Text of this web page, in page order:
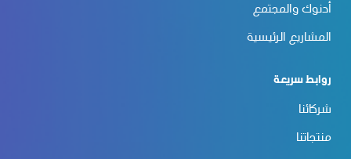
أدنوك والمجتمع
المشاريع الرئيسية
روابط سريعة
شركائنا
منتجاتنا